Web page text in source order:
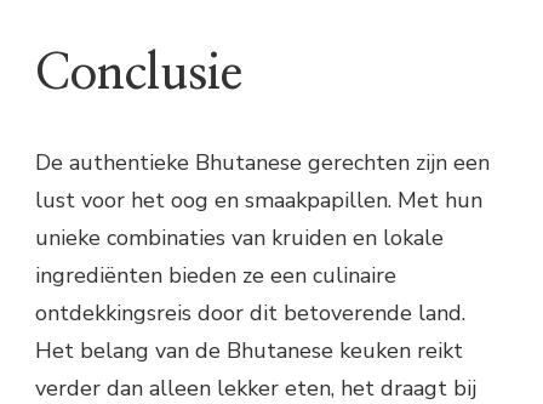
Conclusie
De authentieke Bhutanese gerechten zijn een
lust voor het oog en smaakpapillen. Met hun
unieke combinaties van kruiden en lokale
ingrediënten bieden ze een culinaire
ontdekkingsreis door dit betoverende land.
Het belang van de Bhutanese keuken reikt
verder dan alleen lekker eten, het draagt bij